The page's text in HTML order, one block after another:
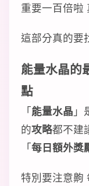
重要一百倍啦
這部分真的要
能量水晶的
點
「能量水晶 」
的攻略都不建
「每日額外獎
特別要注意齁